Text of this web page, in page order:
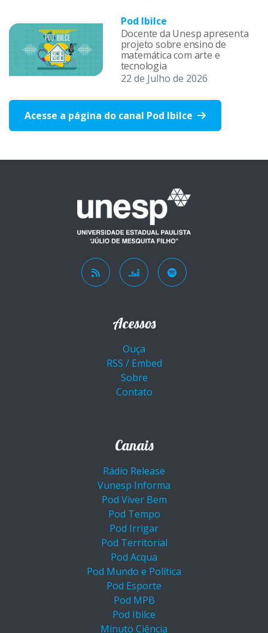
Pod Ibilce
Docente da Unesp apresenta
projeto sobre ensino de
matemática com arte e
tecnologia
22 de Julho de 2026
Acesse a página do canal Pod Ibilce
Acessos
Ouça
RSS / Embed
Sobre
Contato
Canais
Rádio Release
Vunesp Informa
Pod Viver Bem
Pod Tempo
Pod Irrigar
Pod Territorial
Pod Acqua
Pod Mundo e Política
Pod Esporte
Pod MPB
Pod Ibilce
Minuto Ciência